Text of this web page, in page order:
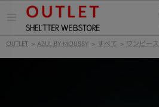
ー
を
OUTLET > AZUL BY MOUSSY > すべて > ワンピース